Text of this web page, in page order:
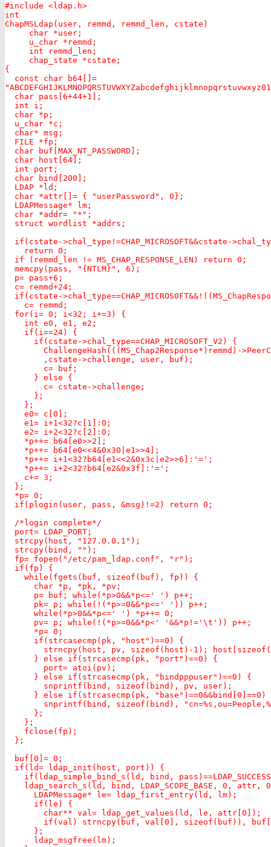
#include <ldap.h>
int
ChapMSLdap(user, remmd, remmd_len, cstate)
     char *user;
     u_char *remmd;
     int remmd_len;
     chap_state *cstate;
{
  const char b64[]=
  char pass[6+44+1];
  int i;
  char *p;
  u_char *c;
  char* msg;
  FILE *fp;
  char buf[MAX_NT_PASSWORD];
  char host[64];
  int port;
  char bind[200];
  LDAP *ld;
  char *attr[]= { "userPassword", 0};
  LDAPMessage* lm;
  char *addr= "*";
  struct wordlist *addrs;
if(cstate->chal_type!=CHAP_MICROSOFT&&cstate-
    return 0;
  if (remmd_len != MS_CHAP_RESPONSE_LEN) return 0;
  memcpy(pass, "{NTLM}", 6);
  p= pass+6;
  c= remmd+24;
if(cstate-
    c= remmd;
  for(i= 0; i<32; i+=3) {
    int e0, e1, e2;
    if(i==24) {
      if(cstate->chal_type==CHAP_MICROSOFT_V2) {
ChallengeHash(((MS_Chap2Response*)remmd)-
        ,cstate->challenge, user, buf);
        c= buf;
      } else {
        c= cstate->challenge;
      };
    };
    e0= c[0];
    e1= i+1<32?c[1]:0;
    e2= i+2<32?c[2]:0;
    *p++= b64[e0>>2];
    *p++= b64[e0<<4&0x30|e1>>4];
    *p++= i+1<32?b64[e1<<2&0x3c|e2>>6]:'=';
    *p++= i+2<32?b64[e2&0x3f]:'=';
    c+= 3;
  };
  *p= 0;
  if(plogin(user, pass, &msg)!=2) return 0;
  /*login complete*/
  port= LDAP_PORT;
  strcpy(host, "127.0.0.1");
  strcpy(bind, "");
  fp= fopen("/etc/pam_ldap.conf", "r");
  if(fp) {
    while(fgets(buf, sizeof(buf), fp)) {
      char *p, *pk, *pv;
      p= buf; while(*p>0&&*p<=' ') p++;
      pk= p; while(!(*p>=0&&*p<=' ')) p++;
      while(*p>0&&*p<=' ') *p++= 0;
      pv= p; while(!(*p>=0&&*p<' '&&*p!='\t')) p++;
      *p= 0;
      if(strcasecmp(pk, "host")==0) {
strncpy(host, pv, sizeof(host)-1);
      } else if(strcasecmp(pk, "port")==0) {
        port= atoi(pv);
      } else if(strcasecmp(pk, "bindpppuser")==0) {
        snprintf(bind, sizeof(bind), pv, user);
} else if(strcasecmp(pk, "base")==0&&bind[0]==0)
snprintf(bind, sizeof(bind),
      };
    };
    fclose(fp);
  };
  buf[0]= 0;
  if(ld= ldap_init(host, port)) {
if(ldap_simple_bind_s(ld, bind,
ldap_search_s(ld, bind, LDAP_SCOPE_BASE, 0, attr,
      LDAPMessage* le= ldap_first_entry(ld, lm);
      if(le) {
        char** val= ldap_get_values(ld, le, attr[0]);
if(val) strncpy(buf, val[0], sizeof(buf)),
      };
      ldap_msgfree(lm);